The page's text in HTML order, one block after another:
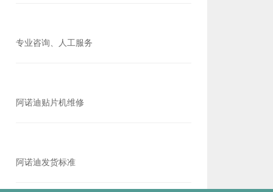
专业咨询、人工服务
阿诺迪贴片机维修
阿诺迪发货标准